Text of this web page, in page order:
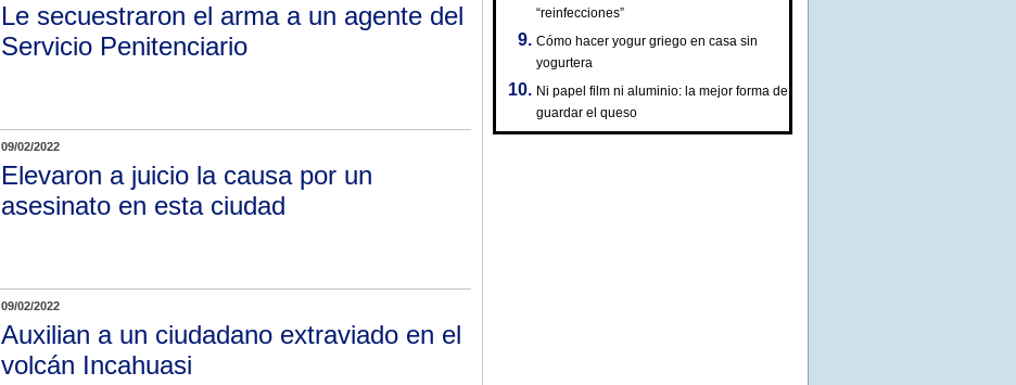
Le secuestraron el arma a un agente del
Servicio Penitenciario
09/02/2022
Elevaron a juicio la causa por un
asesinato en esta ciudad
09/02/2022
Auxilian a un ciudadano extraviado en el
volcán Incahuasi
“reinfecciones”
Cómo hacer yogur griego en casa sin
yogurtera
Ni papel film ni aluminio: la mejor forma de
guardar el queso